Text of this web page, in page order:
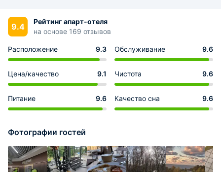
9.4
Рейтинг апарт-отеля
на основе 169 отзывов
Расположение 9.3 Обслуживание 9.6
Цена/качество 9.1 Чистота 9.6
Питание 9.6 Качество сна 9.6
Фотографии гостей